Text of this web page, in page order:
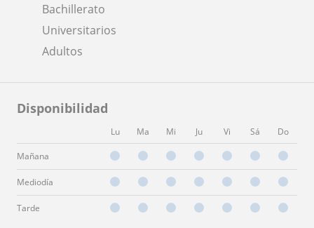
Bachillerato
Universitarios
Adultos
Disponibilidad
Lu Ma Mi Ju Vi Sá Do
Mañana
Mediodía
Tarde